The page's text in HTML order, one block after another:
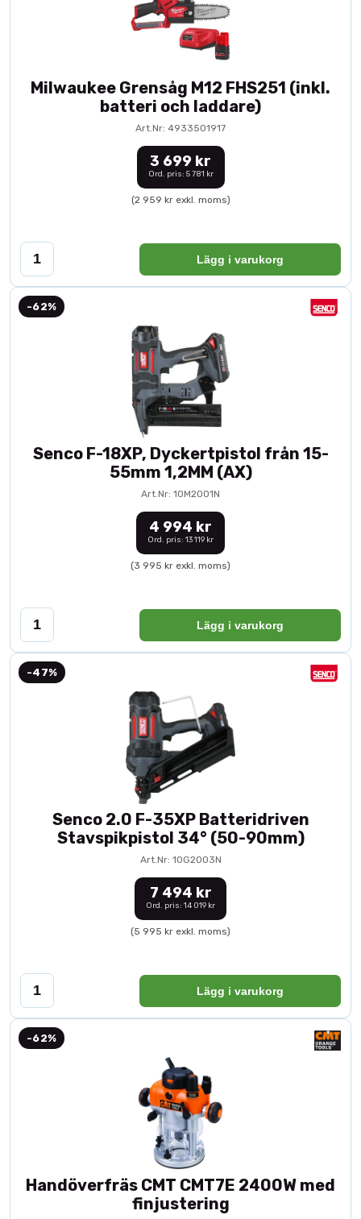
Milwaukee Grensåg M12 FHS251 (inkl.
batteri och laddare)
Art.Nr: 4933501917
3 699 kr
Ord. pris: 5 781 kr
(2 959 kr exkl. moms)
Lägg i varukorg
-62%
Senco F-18XP, Dyckertpistol från 15-
55mm 1,2MM (AX)
Art.Nr: 10M2001N
4 994 kr
Ord. pris: 13 119 kr
(3 995 kr exkl. moms)
Lägg i varukorg
-47%
Senco 2.0 F-35XP Batteridriven
Stavspikpistol 34° (50-90mm)
Art.Nr: 10G2003N
7 494 kr
Ord. pris: 14 019 kr
(5 995 kr exkl. moms)
Lägg i varukorg
-62%
Handöverfräs CMT CMT7E 2400W med
finjustering